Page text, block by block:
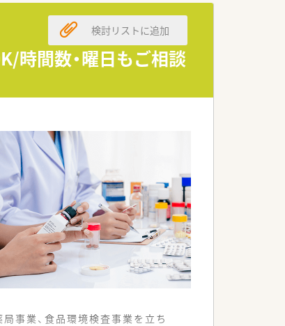
業にも取り組んでいます。
ハウを学ぶことができます。
風が大きな魅力です。
通しの良さが特徴です。
せる活気ある職場です。
くことができる環境です。
時間数・曜日もご相談
検討リストに追加
事業、食品環境検査事業を立ち